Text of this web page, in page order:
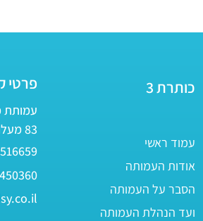
כותרת 3
עמוד ראשי
אודות העמותה
הסבר על העמותה
ועד הנהלת העמותה
פרטי
עמותת
83 מעלה אדומים